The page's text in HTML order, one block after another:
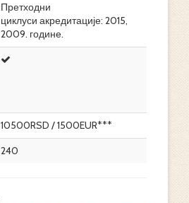
Претходни
циклуси акредитације: 2015,
2009. године.
10500RSD / 1500EUR***
240